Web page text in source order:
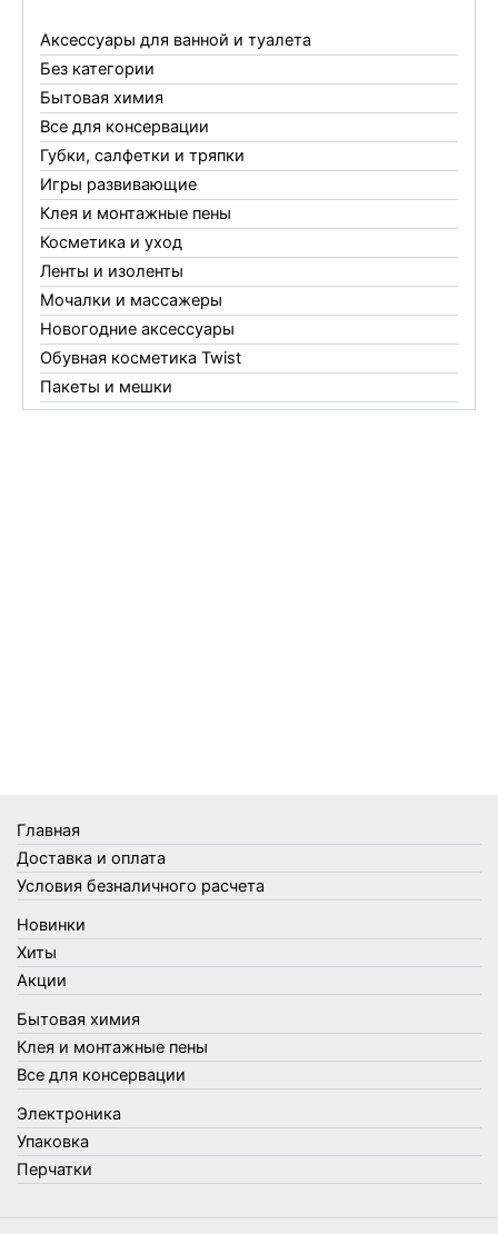
Аксессуары для ванной и туалета
Без категории
Бытовая химия
Все для консервации
Губки, салфетки и тряпки
Игры развивающие
Клея и монтажные пены
Косметика и уход
Ленты и изоленты
Мочалки и массажеры
Новогодние аксессуары
Обувная косметика Twist
Пакеты и мешки
Перчатки
Товары для кухни
Товары для сада и огорода
Товары для туризма и отдыха
Упаковка
Утеплители и прочее
Фонари, лампы и удлинители
Хозяйственные товары
Швабры, стекломои, черенки и насадки
Шнуры, веревки и шпагаты
Электроника
Элементы питания
Главная
Доставка и оплата
Условия безналичного расчета
Новинки
Хиты
Акции
Бытовая химия
Клея и монтажные пены
Все для консервации
Электроника
Упаковка
Перчатки